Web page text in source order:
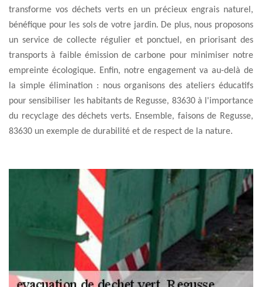
transforme vos déchets verts en un précieux engrais naturel,
bénéfique pour les sols de votre jardin. De plus, nous proposons
un service de collecte régulier et ponctuel, en priorisant des
transports à faible émission de carbone pour minimiser notre
empreinte écologique. Enfin, notre engagement va au-delà de
la simple élimination : nous organisons des ateliers éducatifs
pour sensibiliser les habitants de Regusse, 83630 à l'importance
du recyclage des déchets verts. Ensemble, faisons de Regusse,
83630 un exemple de durabilité et de respect de la nature.